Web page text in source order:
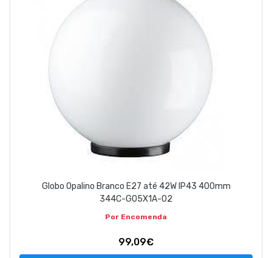
Globo Opalino Branco E27 até 42W IP43 400mm
344C-G05X1A-02
Por Encomenda
99,09€